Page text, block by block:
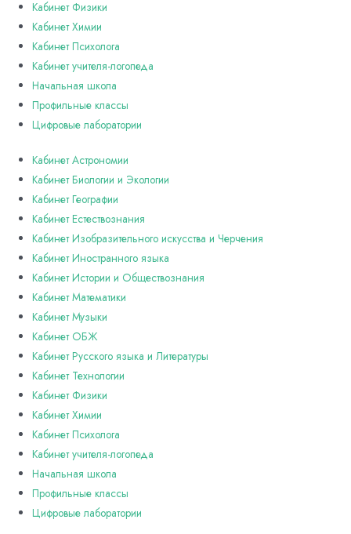
Кабинет Физики
Кабинет Химии
Кабинет Психолога
Кабинет учителя-логопеда
Начальная школа
Профильные классы
Цифровые лаборатории
Кабинет Астрономии
Кабинет Биологии и Экологии
Кабинет Географии
Кабинет Естествознания
Кабинет Изобразительного искусства и Черчения
Кабинет Иностранного языка
Кабинет Истории и Обществознания
Кабинет Математики
Кабинет Музыки
Кабинет ОБЖ
Кабинет Русского языка и Литературы
Кабинет Технологии
Кабинет Физики
Кабинет Химии
Кабинет Психолога
Кабинет учителя-логопеда
Начальная школа
Профильные классы
Цифровые лаборатории